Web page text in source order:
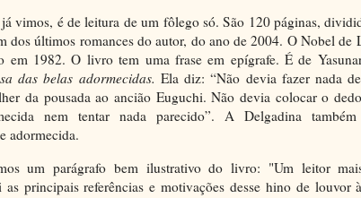
vimos, é de leitura de um fôlego só. São 120 páginas,
dos últimos romances do autor, do ano de 2004. O Nobel de
em 1982. O livro tem uma frase em epígrafe. É de
das belas adormecidas. Ela diz: “Não devia fazer nada
da pousada ao ancião Euguchi. Não devia colocar o
nem tentar nada parecido”. A Delgadina também
adormecida.
um parágrafo bem ilustrativo do livro: "Um leitor
as principais referências e motivações desse hino de louvor